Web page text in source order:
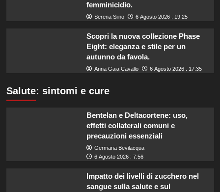
femminicidio.
Serena Siino 6 Agosto 2026 : 19:25
Scopri la nuova collezione Phase
Eight: eleganza e stile per un
autunno da favola.
Anna Gaia Cavallo 6 Agosto 2026 : 17:35
Salute: sintomi e cure
Bentelan e Deltacortene: uso,
effetti collaterali comuni e
precauzioni essenziali
Germana Bevilacqua
6 Agosto 2026 : 7:56
Impatto dei livelli di zucchero nel
sangue sulla salute e sul